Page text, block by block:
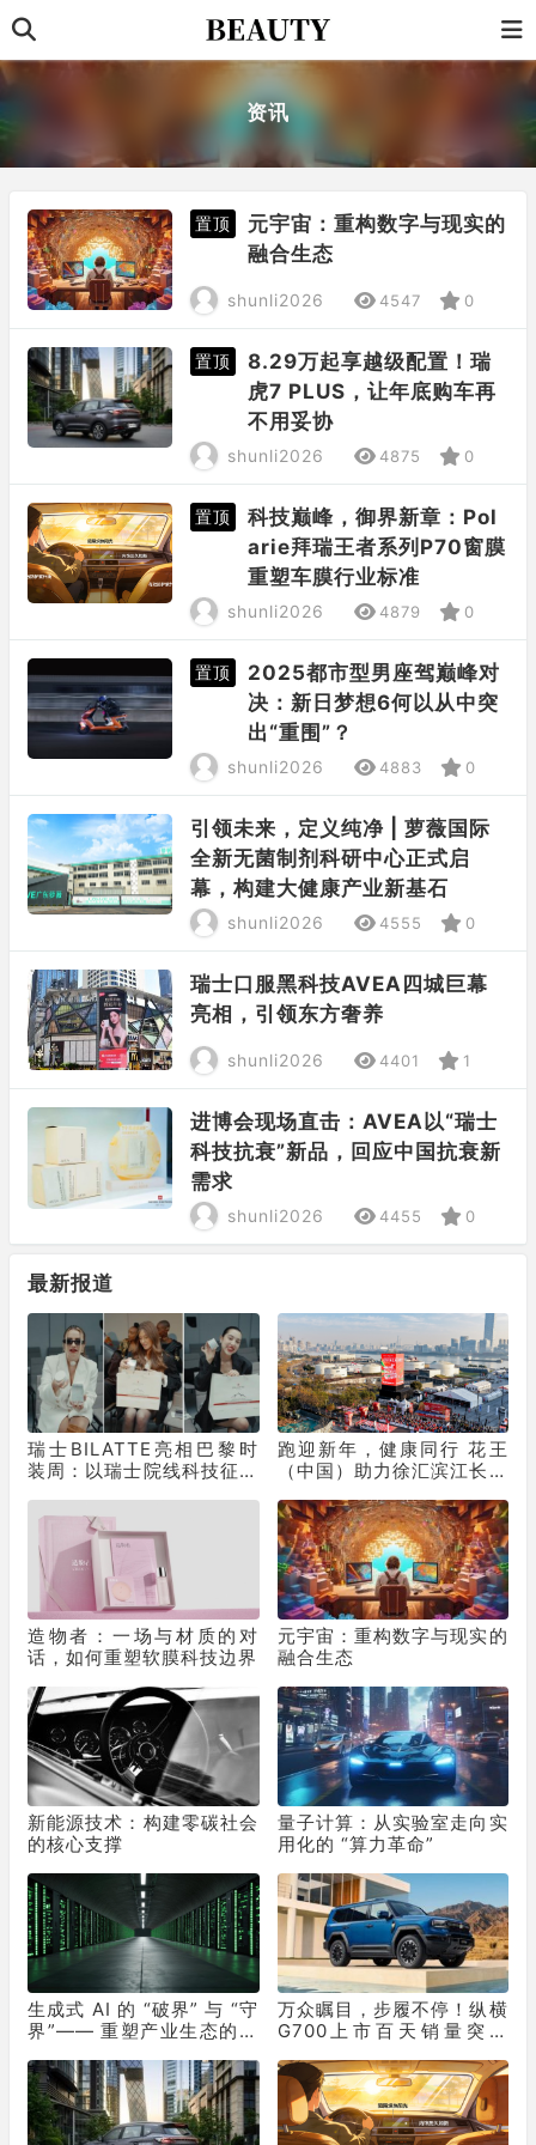
资讯
置顶
元宇宙：重构数字与现实的
融合生态
shunli2026 4547 0
置顶
8.29万起享越级配置！瑞
虎7 PLUS，让年底购车再
不用妥协
shunli2026 4875 0
置顶
科技巅峰，御界新章：Pol
arie拜瑞王者系列P70窗膜
重塑车膜行业标准
shunli2026 4879 0
置顶
2025都市型男座驾巅峰对
决：新日梦想6何以从中突
出“重围”？
shunli2026 4883 0
引领未来，定义纯净 | 萝薇国际
全新无菌制剂科研中心正式启
幕，构建大健康产业新基石
shunli2026 4555 0
瑞士口服黑科技AVEA四城巨幕
亮相，引领东方奢养
shunli2026 4401 1
进博会现场直击：AVEA以“瑞士
科技抗衰”新品，回应中国抗衰新
需求
shunli2026 4455 0
最新报道
瑞士BILATTE亮相巴黎时
装周：以瑞士院线科技征服
挚荐
跑迎新年，健康同行 花王
（中国）助力徐汇滨江长跑
造物者：一场与材质的对
话，如何重塑软膜科技边界
元宇宙：重构数字与现实的
融合生态
新能源技术：构建零碳社会
的核心支撑
量子计算：从实验室走向实
用化的 “算力革命”
生成式 AI 的 “破界” 与 “守
界”—— 重塑产业生态的双
万众瞩目，步履不停！纵横
G700上市百天销量突破